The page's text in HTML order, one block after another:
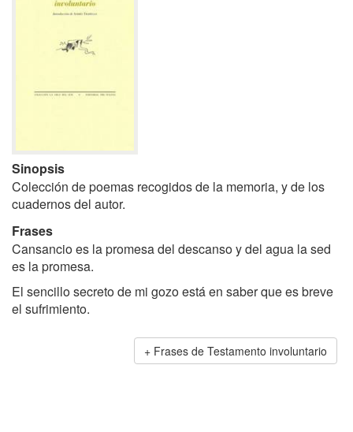
Sinopsis
Colección de poemas recogidos de la memoria, y de los
cuadernos del autor.
Frases
Cansancio es la promesa del descanso y del agua la sed
es la promesa.
El sencillo secreto de mi gozo está en saber que es breve
el sufrimiento.
Frases de Testamento involuntario